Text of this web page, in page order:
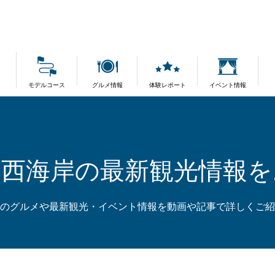
モデルコース グルメ情報 体験レポート イベント情報
海岸の最新観光情報
グルメや最新観光・イベント情報を動画や記事で詳しくご